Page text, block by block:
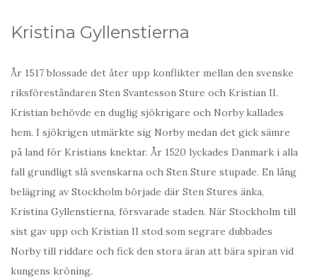
Kristina Gyllenstierna
År 1517 blossade det åter upp konflikter mellan den svenske
riksföreståndaren Sten Svantesson Sture och Kristian II.
Kristian behövde en duglig sjökrigare och Norby kallades
hem. I sjökrigen utmärkte sig Norby medan det gick sämre
på land för Kristians knektar. År 1520 lyckades Danmark i alla
fall grundligt slå svenskarna och Sten Sture stupade. En lång
belägring av Stockholm började där Sten Stures änka,
Kristina Gyllenstierna, försvarade staden. När Stockholm till
sist gav upp och Kristian II stod som segrare dubbades
Norby till riddare och fick den stora äran att bära spiran vid
kungens kröning.